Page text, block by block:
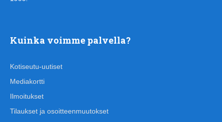
Kuinka voimme palvella?
Kotiseutu-uutiset
Mediakortti
Ilmoitukset
Tilaukset ja osoitteenmuutokset